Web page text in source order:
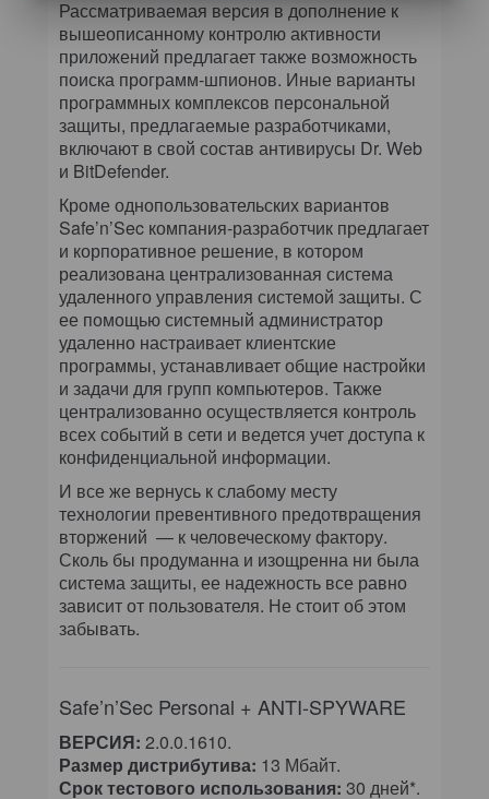
Рассматриваемая версия в дополнение к
вышеописанному контролю активности
приложений предлагает также возможность
поиска программ-шпионов. Иные варианты
программных комплексов персональной
защиты, предлагаемые разработчиками,
включают в свой состав антивирусы Dr. Web
и BitDefender.
Кроме однопользовательских вариантов
Safe’n’Sec компания-разработчик предлагает
и корпоративное решение, в котором
реализована централизованная система
удаленного управления системой защиты. С
ее помощью системный администратор
удаленно настраивает клиентские
программы, устанавливает общие настройки
и задачи для групп компьютеров. Также
централизованно осуществляется контроль
всех событий в сети и ведется учет доступа к
конфиденциальной информации.
И все же вернусь к слабому месту
технологии превентивного предотвращения
вторжений — к человеческому фактору.
Сколь бы продуманна и изощренна ни была
система защиты, ее надежность все равно
зависит от пользователя. Не стоит об этом
забывать.
Safe’n’Sec Personal + ANTI-SPYWARE
ВЕРСИЯ: 2.0.0.1610.
Размер дистрибутива: 13 Мбайт.
Срок тестового использования: 30 дней*.